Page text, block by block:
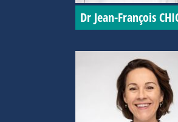
Dr Jean-François